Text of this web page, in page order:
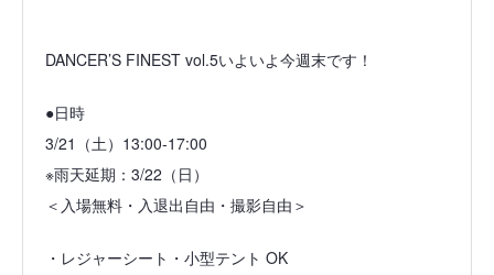
DANCER’S FINEST vol.5いよいよ今週末です！
●日時
3/21（土）13:00-17:00
※雨天延期：3/22（日）
＜入場無料・入退出自由・撮影自由＞
・レジャーシート・小型テント OK